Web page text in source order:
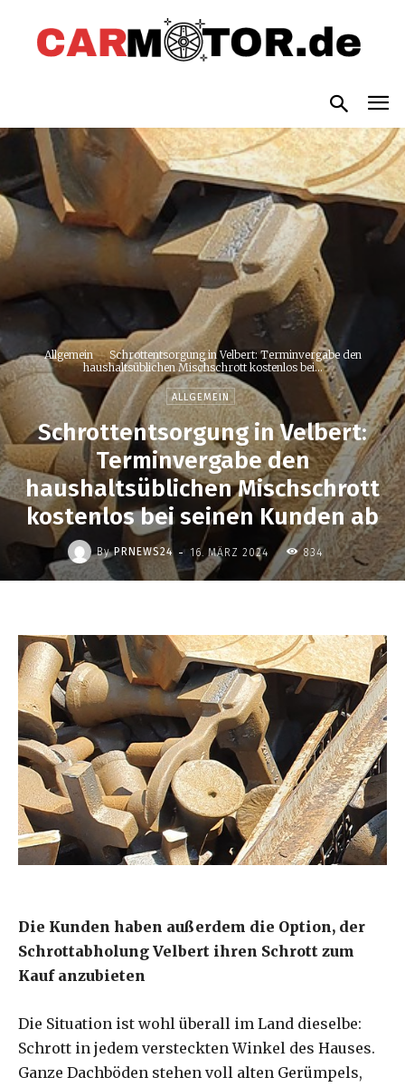
Allgemein
Schrottentsorgung in Velbert: Terminvergabe den
haushaltsüblichen Mischschrott kostenlos bei...
ALLGEMEIN
Schrottentsorgung in Velbert:
Terminvergabe den
haushaltsüblichen Mischschrott
kostenlos bei seinen Kunden ab
By PRNEWS24 - 16. MÄRZ 2024 834
Die Kunden haben außerdem die Option, der
Schrottabholung Velbert ihren Schrott zum
Kauf anzubieten
Die Situation ist wohl überall im Land dieselbe:
Schrott in jedem versteckten Winkel des Hauses.
Ganze Dachböden stehen voll alten Gerümpels,